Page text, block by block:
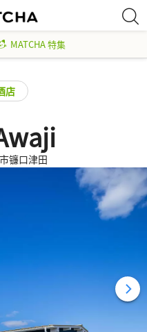
MATCHA 特集
店
镰口津田